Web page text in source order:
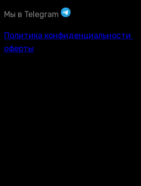
Мы в Telegram
Политика конфиденциальности
оферты